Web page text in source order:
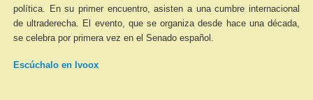
política. En su primer encuentro, asisten a una cumbre internacional
de ultraderecha. El evento, que se organiza desde hace una década,
se celebra por primera vez en el Senado español.
Escúchalo en Ivoox